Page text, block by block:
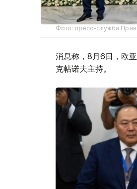
Фото: пресс-служба
消息称，8月6日，欧
克帖诺夫主持。